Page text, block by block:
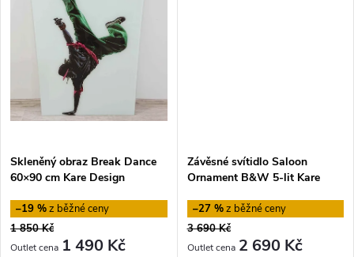
Skleněný obraz Break Dance
60×90 cm Kare Design
–19 %
1 850 Kč
1 490 Kč
Závěsné svítidlo Saloon
Ornament B&W 5-lit Kare
–27 %
3 690 Kč
2 690 Kč